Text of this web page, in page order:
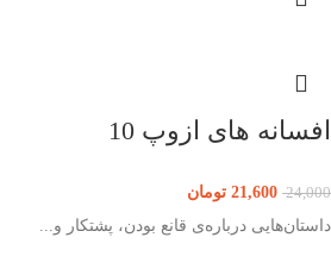
افسانه های ازوپ 10
24,000
21,600 تومان
داستان‌هایی درباره‌ی قانع بودن، پشتکار و...